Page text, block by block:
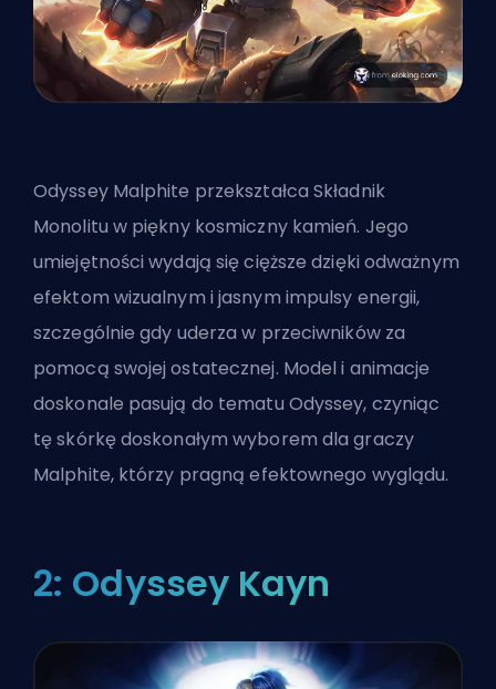
Odyssey Malphite przekształca Składnik
Monolitu w piękny kosmiczny kamień. Jego
umiejętności wydają się cięższe dzięki odważnym
efektom wizualnym i jasnym impulsy energii,
szczególnie gdy uderza w przeciwników za
pomocą swojej ostatecznej. Model i animacje
doskonale pasują do tematu Odyssey, czyniąc
tę skórkę doskonałym wyborem dla graczy
Malphite, którzy pragną efektownego wyglądu.
2: Odyssey Kayn